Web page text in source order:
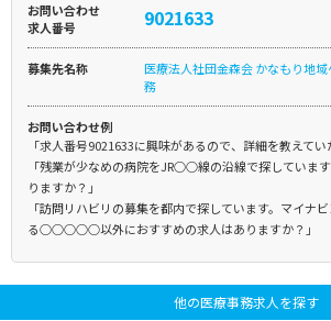
お問い合わせ
求人番号
9021633
募集先名称
医療法人社団金森会 かなもり地
務
お問い合わせ例
「求人番号9021633に興味があるので、詳細を教えてい
「残業が少なめの病院をJR○○線の沿線で探していま
りますか？」
「訪問リハビリの募集を都内で探しています。マイナ
る○○○○○以外におすすめの求人はありますか？」
他の医療事務求人を探す